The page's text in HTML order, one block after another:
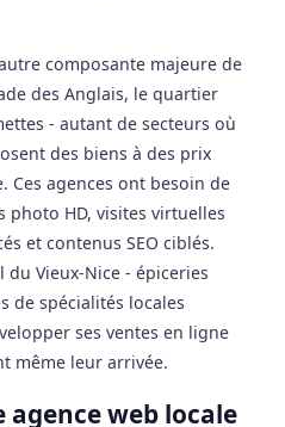
composante majeure de
des Anglais, le quartier
- autant de secteurs où
des biens à des prix
Ces agences ont besoin de
photo HD, visites virtuelles
et contenus SEO ciblés.
Vieux-Nice - épiceries
de spécialités locales
ses ventes en ligne
même leur arrivée.
web locale